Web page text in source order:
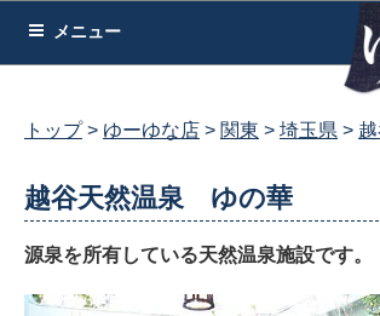
メニュー
トップ ゆーゆな店 関東 埼玉県
越谷天然温泉 ゆの華
源泉を所有している天然温泉施設です。